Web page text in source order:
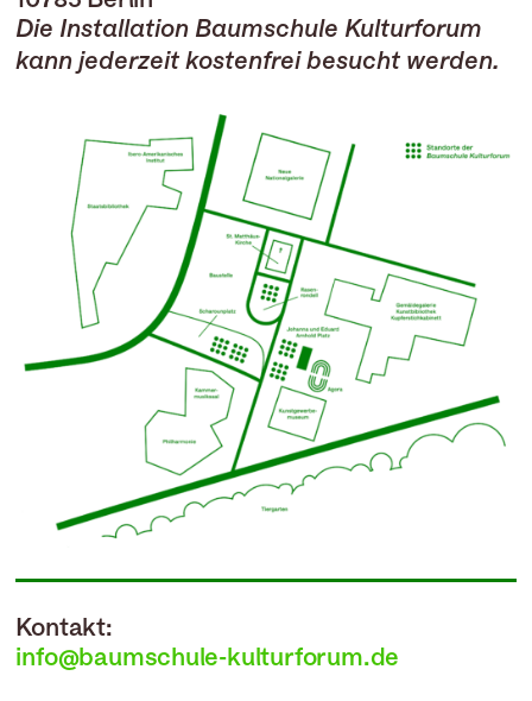
Die Installation Baumschule Kulturforum
kann jederzeit kostenfrei besucht werden.
Kontakt:
info@baumschule-kulturforum.de